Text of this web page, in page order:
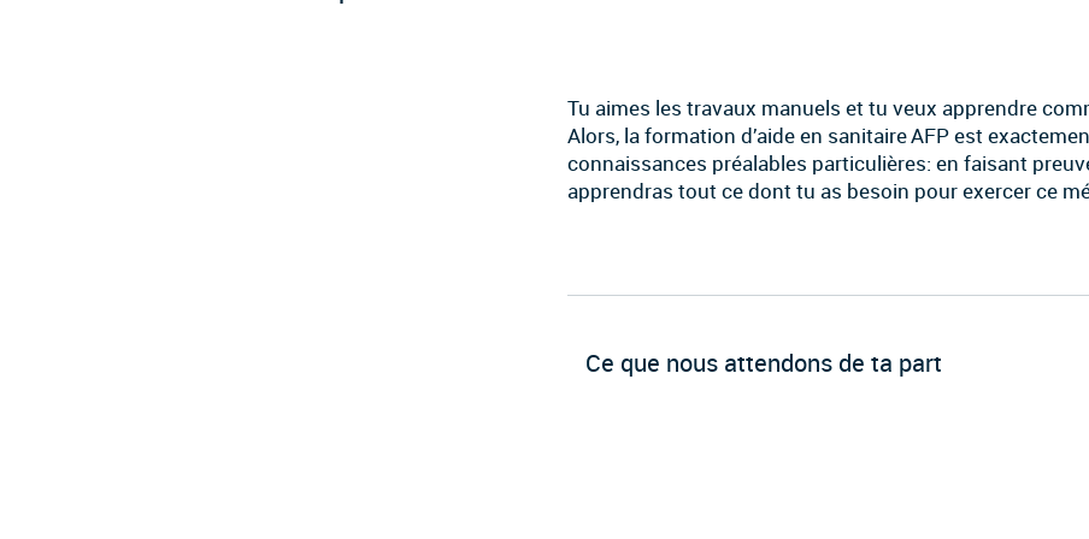
Tu aimes les travaux manuels et tu veux apprendre
Alors, la formation d’aide en sanitaire AFP est
connaissances préalables particulières: en faisant
apprendras tout ce dont tu as besoin pour exercer ce
Ce que nous attendons de ta part